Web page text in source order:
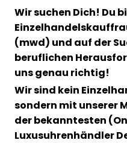
Wir suchen Dich! Du
(mwd) und auf der
beruflichen
uns genau richtig!
Wir sind kein
sondern mit unserer
der bekanntesten
Luxusuhrenhändler